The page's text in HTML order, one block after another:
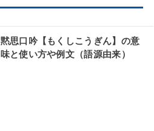
黙思口吟【もくしこうぎん】の意
味と使い方や例文（語源由来）